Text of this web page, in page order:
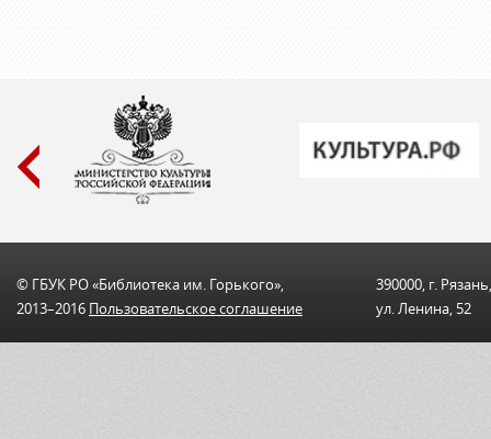
© ГБУК РО «Библиотека им. Горького»,
2013–2016 Пользовательскоe соглашениe
390000, г. Рязань,
ул. Ленина, 52